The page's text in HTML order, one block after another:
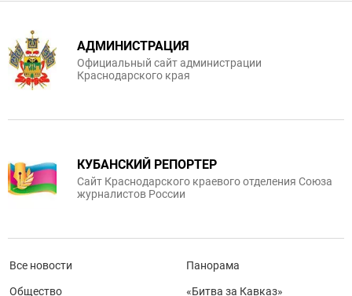
АДМИНИСТРАЦИЯ
Официальный сайт администрации
Краснодарского края
КУБАНСКИЙ РЕПОРТЕР
Сайт Краснодарского краевого отделения Союза
журналистов России
Все новости
Общество
Панорама
«Битва за Кавказ»